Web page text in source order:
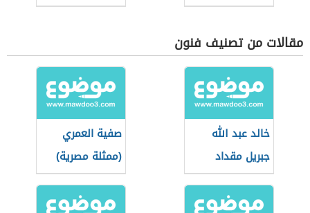
مقالات من تصنيف فنون
خالد عبد الله
جبريل مقداد
(مؤسس ومدير
قناة طيور الجنة)
صفية العمري
(ممثلة مصرية)